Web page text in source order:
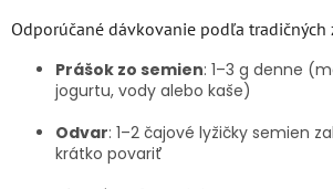
Odporúčané dávkovanie podľa tradičných
Prášok zo semien: 1–3 g denne
jogurtu, vody alebo kaše)
Odvar: 1–2 čajové lyžičky semien
krátko povariť